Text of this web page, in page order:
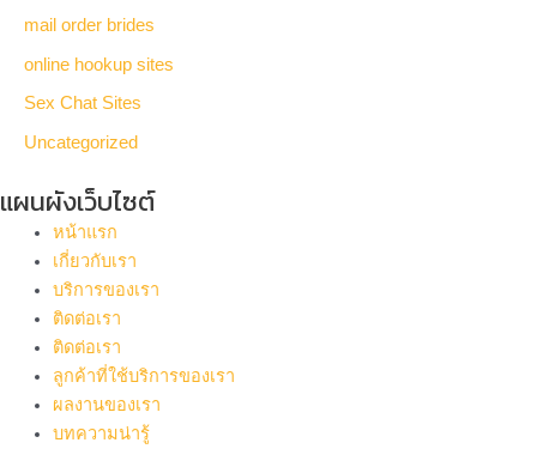
mail order brides
online hookup sites
Sex Chat Sites
Uncategorized
แผนผังเว็บไซต์
หน้าแรก
เกี่ยวกับเรา
บริการของเรา
ติดต่อเรา
ติดต่อเรา
ลูกค้าที่ใช้บริการของเรา
ผลงานของเรา
บทความน่ารู้